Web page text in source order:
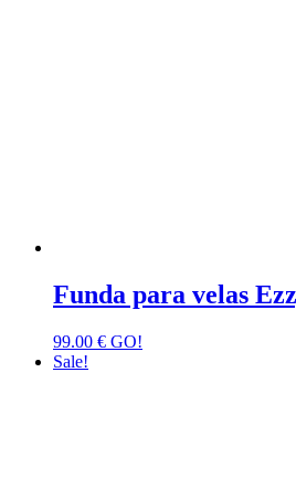
Funda para velas
99.00 € GO!
Sale!